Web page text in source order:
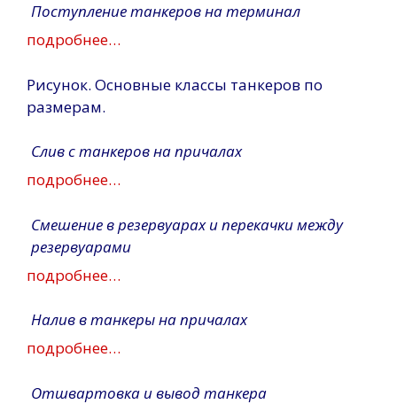
Поступление танкеров на терминал
подробнее…
Рисунок. Основные классы танкеров по
размерам.
Слив с танкеров на причалах
подробнее…
Смешение в резервуарах и перекачки между
резервуарами
подробнее…
Налив в танкеры на причалах
подробнее…
Отшвартовка и вывод танкера